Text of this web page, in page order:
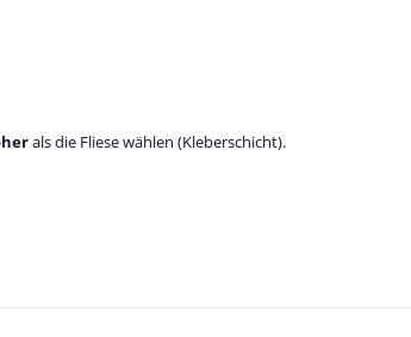
als die Fliese wählen (Kleberschicht).